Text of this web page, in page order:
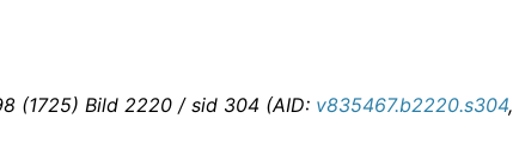
(1725) Bild 2220 / sid 304 (AID: v835467.b2220.s304,